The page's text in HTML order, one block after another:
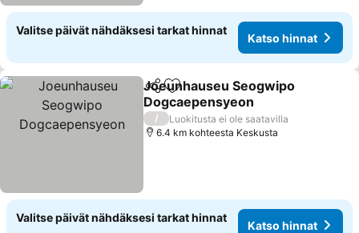
Valitse päivät nähdäksesi tarkat hinnat
Katso hinnat
Jaa Lisää suosikkeihin
Joeunhauseu Seogwipo
Dogcaepensyeon
/
Luokitusta ei ole saatavilla
6.4 km kohteesta Keskusta
Valitse päivät nähdäksesi tarkat hinnat
Katso hinnat